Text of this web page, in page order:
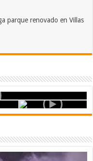
parque renovado en Villas